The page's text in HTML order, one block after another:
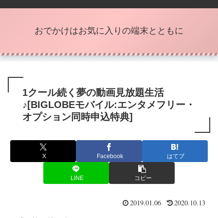
おでかけはお気に入りの端末とともに
1クール続く夢の動画見放題生活
♪[BIGLOBEモバイル:エンタメフリー・
オプション同時申込特典]
X Facebook はてブ
LINE コピー
2019.01.06 2020.10.13